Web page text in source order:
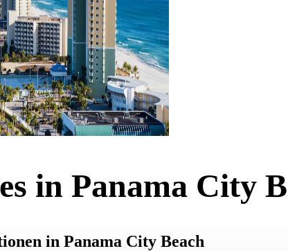
in Panama City
in Panama City Beach